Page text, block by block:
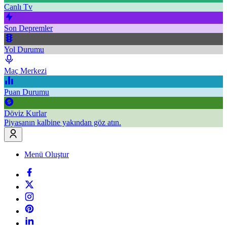
Canlı Tv
Son Depremler
Yol Durumu
Maç Merkezi
Puan Durumu
Döviz Kurlar
Piyasanın kalbine yakından göz atın.
Menü Oluştur